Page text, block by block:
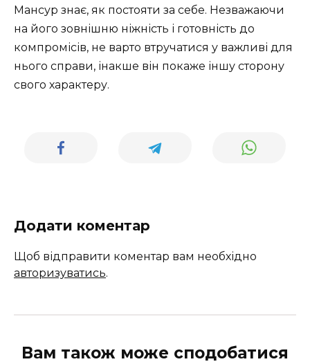
Мансур знає, як постояти за себе. Незважаючи
на його зовнішню ніжність і готовність до
компромісів, не варто втручатися у важливі для
нього справи, інакше він покаже іншу сторону
свого характеру.
Додати коментар
Щоб відправити коментар вам необхідно
авторизуватись.
Вам також може сподобатися